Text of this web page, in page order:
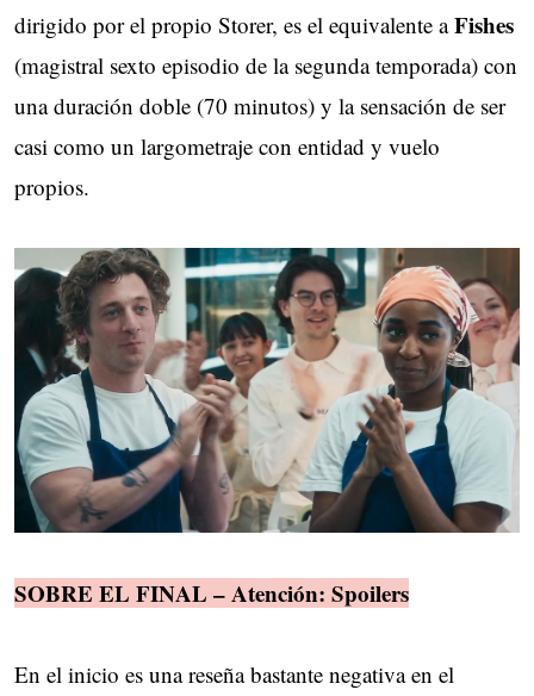
dirigido por el propio Storer, es el equivalente aFishes
(magistral sexto episodio de la segunda temporada) con
una duración doble (70 minutos) y la sensación de ser
casi como un largometraje con entidad y vuelo
propios.
SOBRE EL FINAL – Atención: Spoilers
En el inicio es una reseña bastante negativa en el